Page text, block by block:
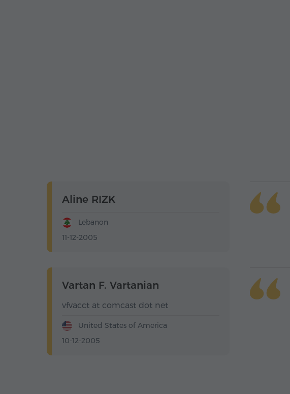
Aline RIZK
Lebanon
11-12-2005
Vartan F. Vartanian
vfvacct at comcast dot net
United States of America
10-12-2005